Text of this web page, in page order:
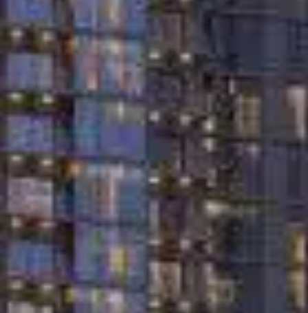
Comprar
Alquilar
Venta
Sobre Plano
Agentes
About Us